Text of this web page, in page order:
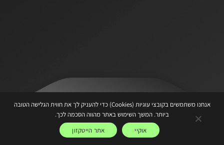
משתלם להיות סטארטאפ כשיש לך את הגב של הייטקזון
אנחנו משתמשים בקובצי עוגיות (Cookies) כדי להעניק לך את חווית הגלישה הטובה
ביותר. המשך השימוש באתר מהווה הסכמה לכך.
אוקיי
אתר הייטקזון